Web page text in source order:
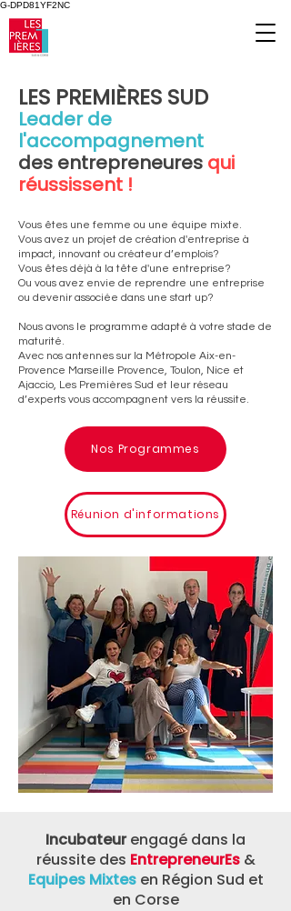
G-DPD81YF2NC
LES PREMIÈRES SUD
Leader de
l'accompagnement
des entrepreneures qui
réussissent !
Vous êtes une femme ou une équipe mixte.
Vous avez un projet de création d'entreprise à
impact, innovant ou créateur d’emplois?
Vous êtes déjà à la tête d'une entreprise?
Ou vous avez envie de reprendre une entreprise
ou devenir associée dans une start up?
Nous avons le programme adapté à votre stade de
maturité.
Avec nos antennes sur la Métropole Aix-en-
Provence Marseille Provence, Toulon, Nice et
Ajaccio, Les Premières Sud et leur réseau
d’experts vous accompagnent vers la réussite.
Nos Programmes
Réunion d'informations
Incubateurengagé dans la
réussite des EntrepreneurEs &
Equipes Mixtes en Région Sud et
en Corse